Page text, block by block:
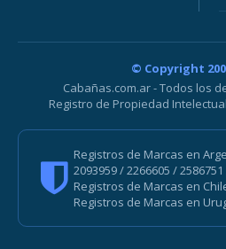
© Copyright
Cabañas.com.ar - Todos los
Registro de Propiedad
Registros de Marcas en
2093959 / 2266605 /
Registros de Marcas en
Registros de Marcas en